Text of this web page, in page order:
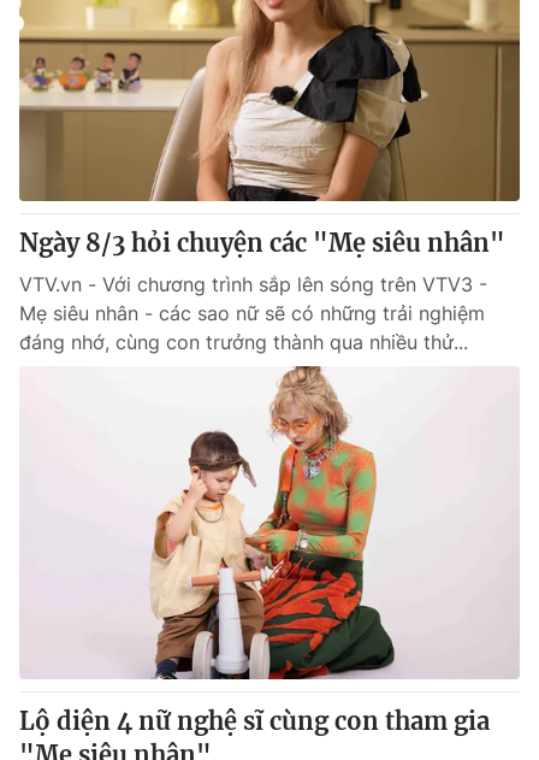
Ngày 8/3 hỏi chuyện các "Mẹ siêu nhân"
VTV.vn - Với chương trình sắp lên sóng trên VTV3 -
Mẹ siêu nhân - các sao nữ sẽ có những trải nghiệm
đáng nhớ, cùng con trưởng thành qua nhiều thử...
Lộ diện 4 nữ nghệ sĩ cùng con tham gia